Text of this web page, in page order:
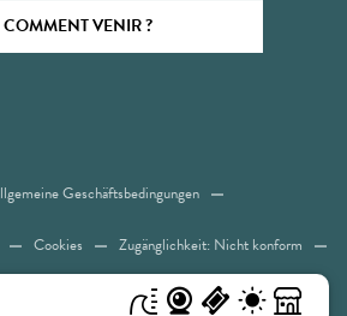
COMMENT VENIR ?
Geschäftsbedingungen
Cookies Zugänglichkeit: Nicht konform